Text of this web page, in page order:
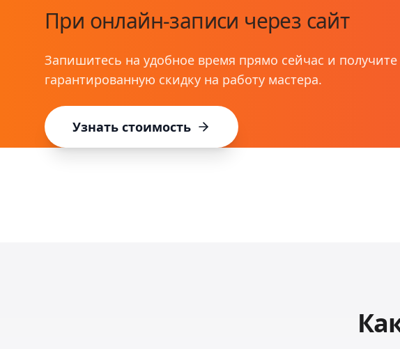
При онлайн-записи через сайт
Запишитесь на удобное время прямо сейчас и получите
гарантированную скидку на работу мастера.
Узнать стоимость